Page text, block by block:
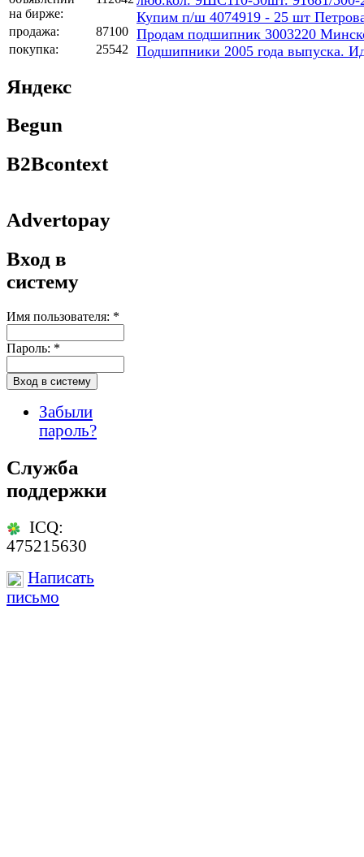
на бирже:
продажа:
87100
покупка:
25542
Яндекс
Begun
B2Bcontext
Advertopay
Вход в
систему
Имя пользователя: *
Пароль: *
Забыли
пароль?
Служба
поддержки
ICQ:
475215630
Написать
письмо
Купим п/ш 4074919 - 25 шт
Продам подшипник 3003220
Подшипники 2005 года выпуска.